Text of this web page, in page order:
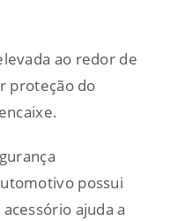
ao redor de
proteção do
possui
ajuda a